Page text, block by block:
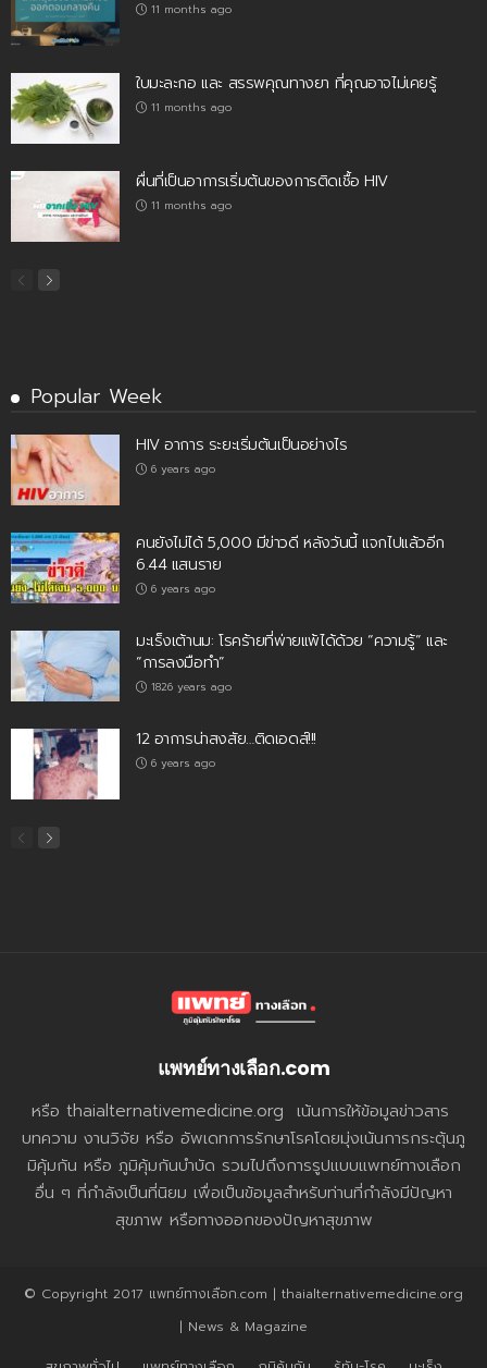
11 months ago
ใบมะละกอ และ สรรพคุณทางยา ที่คุณอาจไม่เคยรู้
11 months ago
ผื่นที่เป็นอาการเริ่มต้นของการติดเชื้อ HIV
11 months ago
Popular Week
HIV อาการ ระยะเริ่มต้นเป็นอย่างไร
6 years ago
คนยังไม่ได้ 5,000 มีข่าวดี หลังวันนี้ แจกไปแล้วอีก
6.44 แสนราย
6 years ago
มะเร็งเต้านม: โรคร้ายที่พ่ายแพ้ได้ด้วย “ความรู้” และ
“การลงมือทำ”
1826 years ago
12 อาการน่าสงสัย…ติดเอดส์!!!
6 years ago
แพทย์ทางเลือก.com
หรือ thaialternativemedicine.org เน้นการให้ข้อมูลข่าวสาร
บทความ งานวิจัย หรือ อัพเดทการรักษาโรคโดยมุ่งเน้นการกระตุ้นภู
มิคุ้มกัน หรือ ภูมิคุ้มกันบำบัด รวมไปถึงการรูปแบบแพทย์ทางเลือก
อื่น ๆ ที่กำลังเป็นที่นิยม เพื่อเป็นข้อมูลสำหรับท่านที่กำลังมีปัญหา
สุขภาพ หรือทางออกของปัญหาสุขภาพ
© Copyright 2017 แพทย์ทางเลือก.com | thaialternativemedicine.org
| News & Magazine